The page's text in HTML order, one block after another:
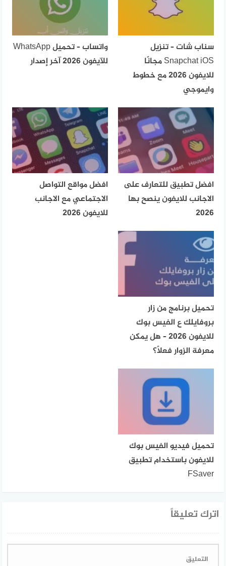
سناب شات – تنزيل
Snapchat iOS مجانًا
للايفون 2026 مع خطوط
وايموجي
واتساب – تحميل WhatsApp
للآيفون 2026 آخر إصدار
افضل تطبيق للتعارف على
الاجانب للايفون ينصح بها
2026
افضل مواقع التواصل
الاجتماعي مع الاجانب
للايفون 2026
تحميل برنامج من زار
بروفايلك ع الفيس بوك
للايفون 2026 – هل يمكن
معرفة الزوار فعلًا؟
تحميل فيديو الفيس بوك
للايفون باستخدام تطبيق
FSaver
اترك تعليقاً